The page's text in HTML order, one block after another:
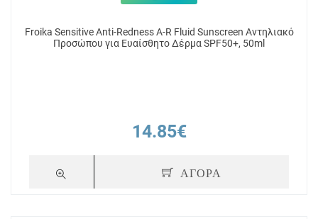
Froika Sensitive Anti-Redness A-R Fluid Sunscreen Αντηλιακό
Προσώπου για Ευαίσθητο Δέρμα SPF50+, 50ml
14.85€
ΑΓΟΡΑ